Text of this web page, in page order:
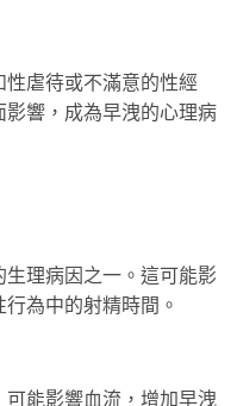
虐待或不滿意的性經
響，成為早洩的心理病
理病因之一。這可能影
為中的射精時間。
能影響血流，增加早洩